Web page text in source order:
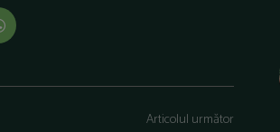
Articolul următor